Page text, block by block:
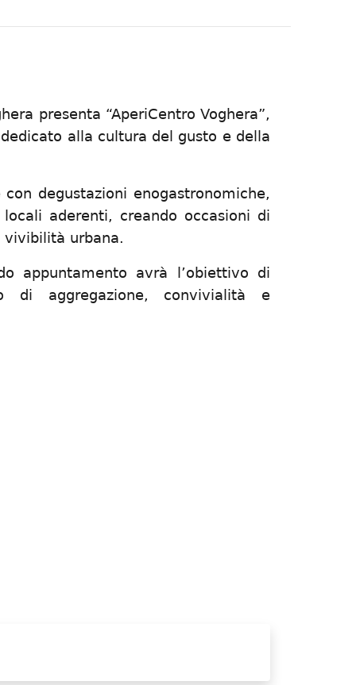
presenta “AperiCentro Voghera”,
alla cultura del gusto e della
degustazioni enogastronomiche,
aderenti, creando occasioni di
vivibilità urbana.
appuntamento avrà l’obiettivo di
di aggregazione, convivialità e